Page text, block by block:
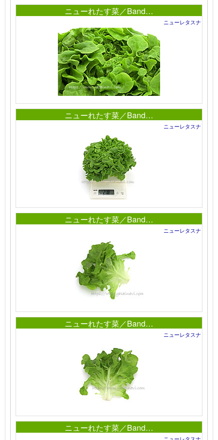
ニューれたす菜／Band…
ニューレタスナ
ニューれたす菜／Band…
ニューレタスナ
ニューれたす菜／Band…
ニューレタスナ
ニューれたす菜／Band…
ニューレタスナ
ニューれたす菜／Band…